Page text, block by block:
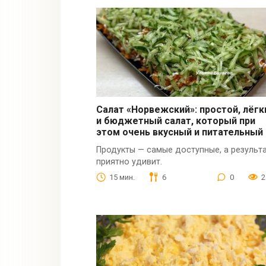
Салат «Норвежский»: простой,
и бюджетный салат, который при
этом очень вкусный и питательный
Продукты — самые доступные, а
приятно удивит.
15 мин. 6 0